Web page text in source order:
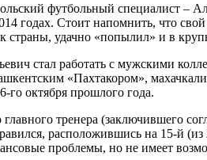
футбольный специалист –
годах. Стоит напомнить, что
страны, удачно «попылил» и в
стал работать с мужскими
«Пахтакором»,
го октября прошлого года.
главного тренера (заключившего
расположившись на 15-й
проблемы, но не имеет